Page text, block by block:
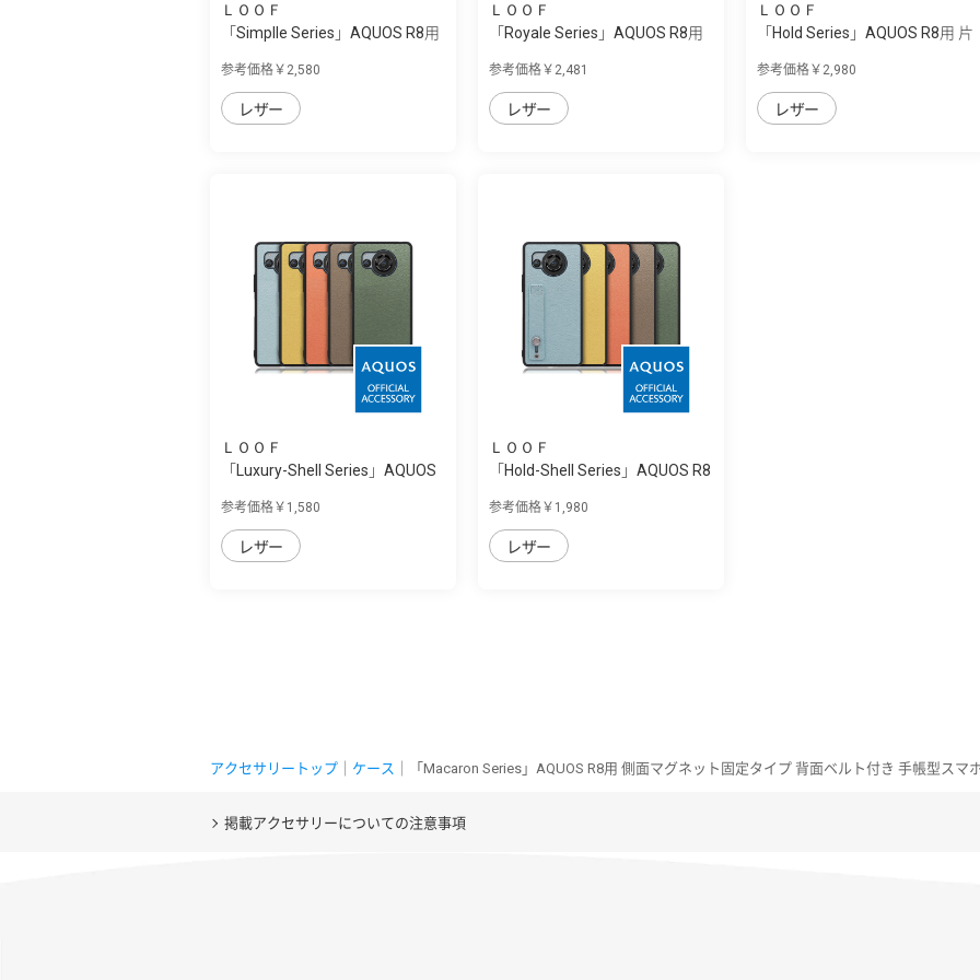
ＬＯＯＦ
「Simplle Series」AQUOS R8用
参考価格￥2,580
レザー
ＬＯＯＦ
「Royale Series」AQUOS R8用
参考価格￥2,481
レザー
ＬＯＯＦ
「Hold Series」AQUOS R8用 片
参考価格￥2,980
レザー
ＬＯＯＦ
「Luxury-Shell Series」AQUOS
参考価格￥1,580
レザー
ＬＯＯＦ
「Hold-Shell Series」AQUOS R8
参考価格￥1,980
レザー
アクセサリートップ ケース ｜「Macaron Series」AQUOS R8用 側面マグネット固定タイプ 背面ベルト付き 手帳型スマ
掲載アクセサリーについての注意事項